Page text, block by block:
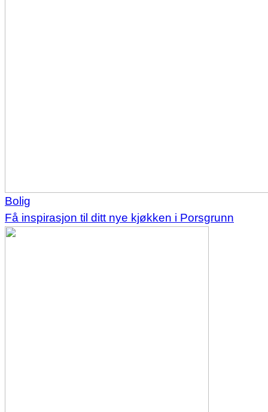
Bolig
Få inspirasjon til ditt nye kjøkken i Porsgrunn